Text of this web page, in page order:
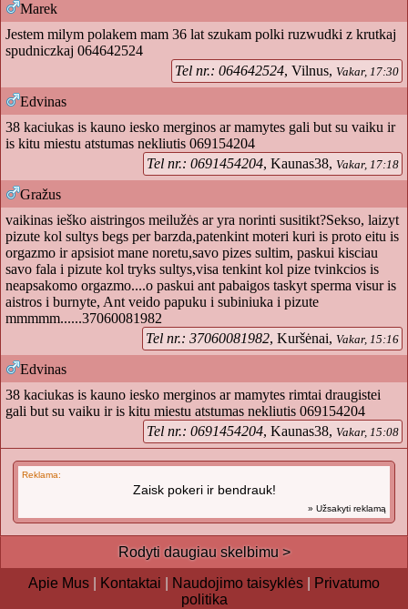
Marek
Jestem milym polakem mam 36 lat szukam polki ruzwudki z krutkaj
spudniczkaj 064642524
Tel nr.: 064642524, Vilnus, Vakar, 17:30
Edvinas
38 kaciukas is kauno iesko merginos ar mamytes gali but su vaiku ir
is kitu miestu atstumas nekliutis 069154204
Tel nr.: 0691454204, Kaunas38, Vakar, 17:18
Gražus
vaikinas ieško aistringos meilužės ar yra norinti susitikt?Sekso, laizyt
pizute kol sultys begs per barzda,patenkint moteri kuri is proto eitu is
orgazmo ir apsisiot mane noretu,savo pizes sultim, paskui kisciau
savo fala i pizute kol tryks sultys,visa tenkint kol pize tvinkcios is
neapsakomo orgazmo....o paskui ant pabaigos taskyt sperma visur is
aistros i burnyte, Ant veido papuku i subiniuka i pizute
mmmmm......37060081982
Tel nr.: 37060081982, Kuršėnai, Vakar, 15:16
Edvinas
38 kaciukas is kauno iesko merginos ar mamytes rimtai draugistei
gali but su vaiku ir is kitu miestu atstumas nekliutis 069154204
Tel nr.: 0691454204, Kaunas38, Vakar, 15:08
Reklama:
Zaisk pokeri ir bendrauk!
» Užsakyti reklamą
Rodyti daugiau skelbimu >
Apie Mus
Kontaktai Naudojimo taisyklės
Privatumo
politika